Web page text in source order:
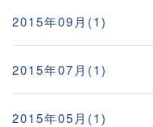
2015年09月(1)
2015年07月(1)
2015年05月(1)